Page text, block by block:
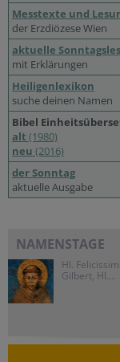
Messtexte und
der Erzdiözese Wien
aktuelle
mit Erklärungen
Heiligenlexikon
suche deinen Namen
Bibel
alt (1980)
neu (2016)
der Sonntag
aktuelle Ausgabe
NAMENSTAGE
Hl.
Gilbert, Hl....